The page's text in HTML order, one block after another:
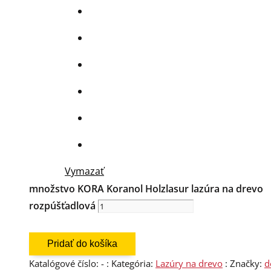
Vymazať
množstvo KORA Koranol Holzlasur lazúra na drevo
rozpúšťadlová
Pridať do košíka
Katalógové číslo: - Kategória: Lazúry na drevo Značky: